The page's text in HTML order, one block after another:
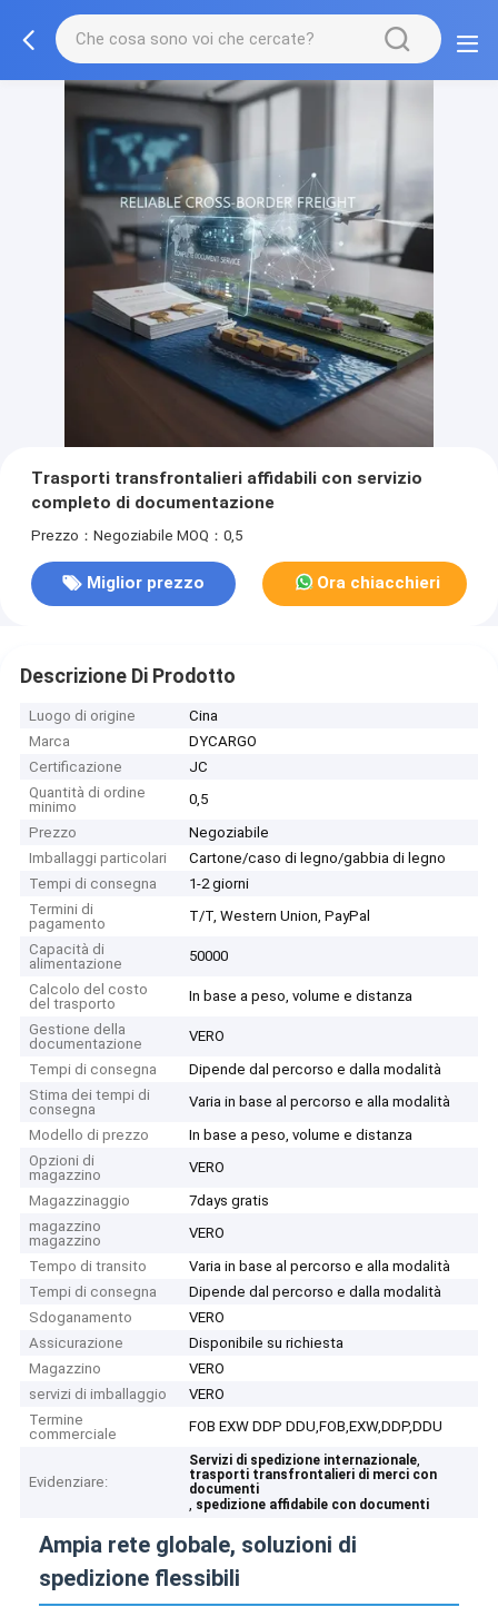
Trasporti transfrontalieri affidabili con servizio
completo di documentazione
Prezzo：Negoziabile MOQ：0,5
Miglior prezzo Ora chiacchieri
Descrizione Di Prodotto
Luogo di origine
Cina
Marca
DYCARGO
Certificazione
JC
Quantità di ordine
minimo
0,5
Prezzo
Negoziabile
Imballaggi particolari
Cartone/caso di legno/gabbia di legno
Tempi di consegna
1-2 giorni
Termini di
pagamento
T/T, Western Union, PayPal
Capacità di
alimentazione
50000
Calcolo del costo
del trasporto
In base a peso, volume e distanza
Gestione della
documentazione
VERO
Tempi di consegna
Dipende dal percorso e dalla modalità
Stima dei tempi di
consegna
Varia in base al percorso e alla modalità
Modello di prezzo
In base a peso, volume e distanza
Opzioni di
magazzino
VERO
Magazzinaggio
7days gratis
magazzino
magazzino
VERO
Tempo di transito
Varia in base al percorso e alla modalità
Tempi di consegna
Dipende dal percorso e dalla modalità
Sdoganamento
VERO
Assicurazione
Disponibile su richiesta
Magazzino
VERO
servizi di imballaggio
VERO
Termine
commerciale
FOB EXW DDP DDU,FOB,EXW,DDP,DDU
Evidenziare:
Servizi di spedizione internazionale,
trasporti transfrontalieri di merci con
documenti
, spedizione affidabile con documenti
Ampia rete globale, soluzioni di
spedizione flessibili